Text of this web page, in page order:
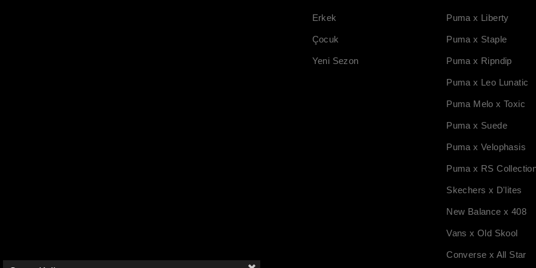
Erkek
Çocuk
Yeni Sezon
Puma x Liberty
Puma x Staple
Puma x Ripndip
Puma x Leo Lunatic
Puma Melo x Toxic
Puma x Suede
Puma x Velophasis
Puma x RS
Skechers x D'lites
New Balance x 408
Vans x Old Skool
Converse x All Star